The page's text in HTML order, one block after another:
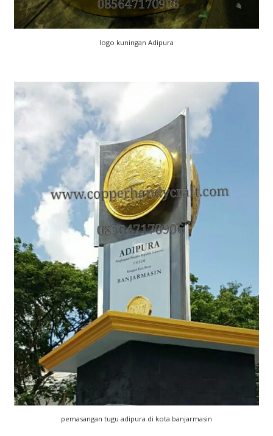
logo kuningan Adipura
pemasangan tugu adipura di kota banjarmasin